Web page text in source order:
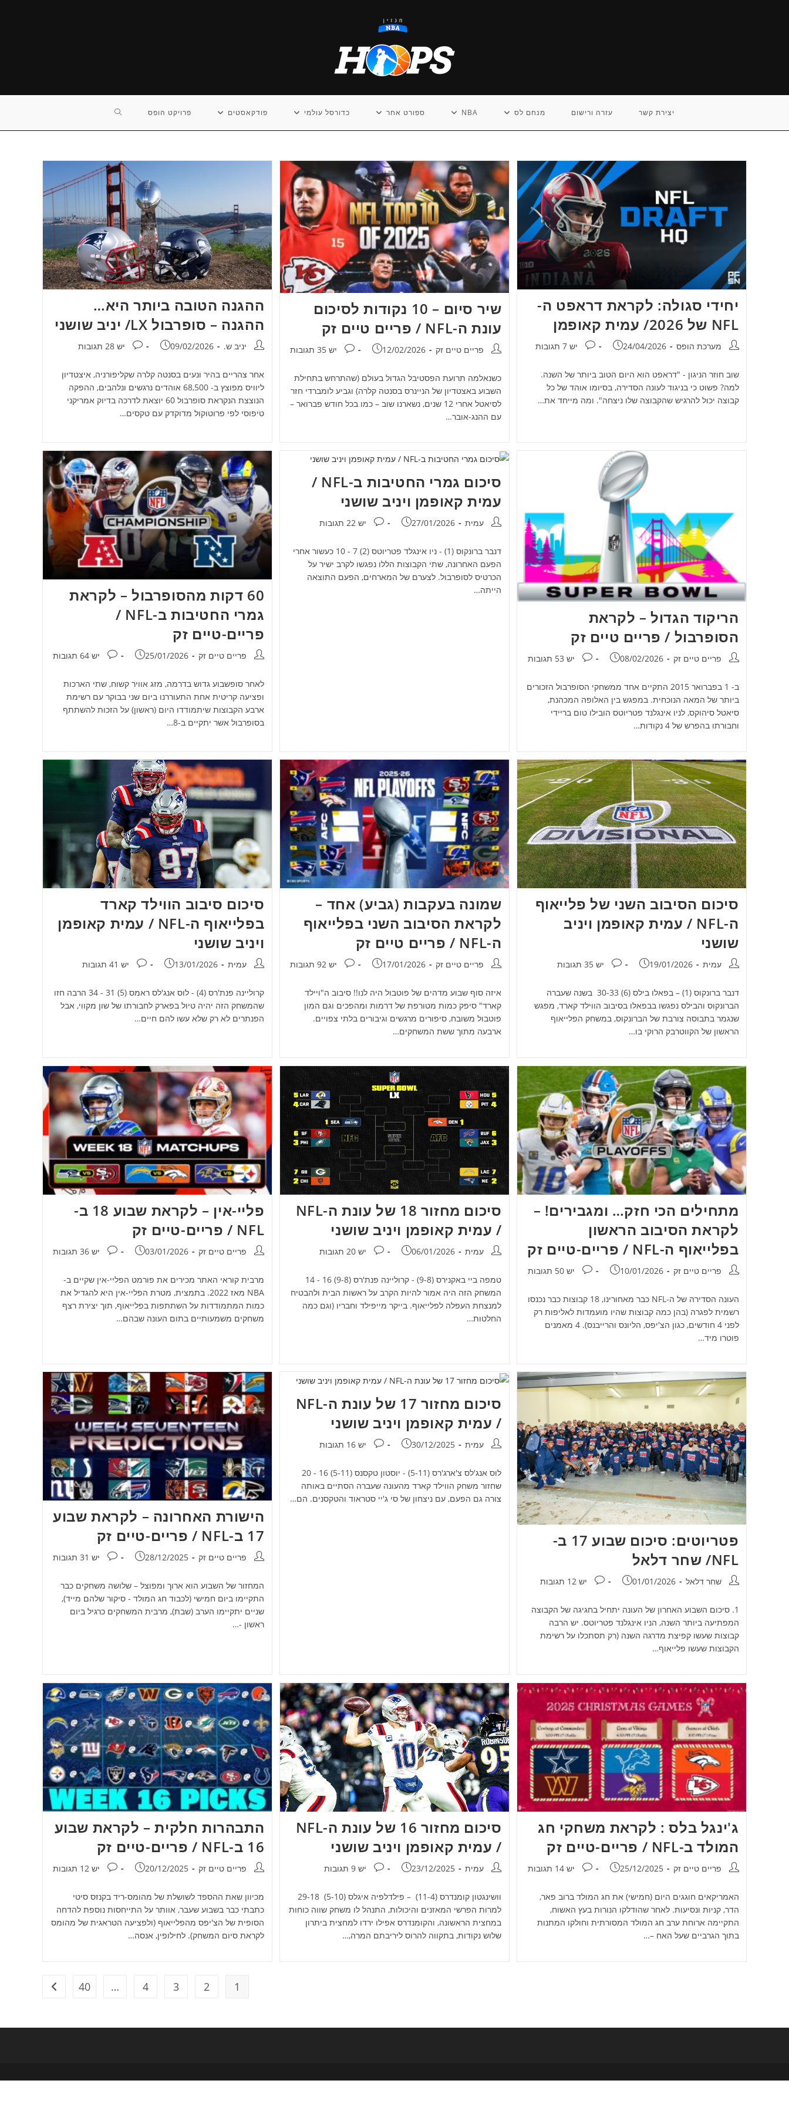
יצירת קשר עזרה ורישום מנחם לס NBA ספורט אחר כדורסל עולמי פודקאסטים פרויקט הופס TOGGLE
SEARCH
יחידי סגולה: לקראת דראפט ה-
NFL של 2026/ עמית קאופמן
מחבר:מערכת הופס פורסם:
24/04/2026 תגובות:
יש 7 תגובות
שוב חוזר הניגון - "דראפט הוא היום הטוב ביותר של השנה.
למה? פשוט כי בניגוד לעונה הסדירה, בסיומו אוהד של כל
קבוצה יכול להרגיש שהקבוצה שלו ניצחה". ומה מייחד את…
שיר סיום – 10 נקודות לסיכום
עונת ה-NFL / פריים טיים זק
מחבר:פריים טיים זק פורסם:
12/02/2026 תגובות:
יש 35 תגובות
כשנאלמה תרועת הפסטיבל הגדול בעולם (שהתרחש בתחילת
השבוע באצטדיון של הניינרס בסנטה קלרה) וגביע לומברדי חזר
לסיאטל אחרי 12 שנים, נשארנו שוב – כמו בכל חודש פברואר –
עם ההנג-אובר…
ההגנה הטובה ביותר היא…
ההגנה – סופרבול LX/ יניב שושני
מחבר:יניב ש. פורסם:
09/02/2026 תגובות:
יש 28 תגובות
אחר צהריים בהיר ונעים בסנטה קלרה שקליפורניה, איצטדיון
ליוויס מפוצץ ב- 68,500 אוהדים נרגשים ונלהבים, ההפקה
הנוצצת הנקראת סופרבול 60 יוצאת לדרכה בדיוק אמריקני
טיפוסי לפי פרוטוקול מדוקדק עם טקסים…
הריקוד הגדול – לקראת
הסופרבול / פריים טיים זק
מחבר:פריים טיים זק פורסם:
08/02/2026 תגובות:
יש 53 תגובות
ב- 1 בפברואר 2015 התקיים אחד ממשחקי הסופרבול הזכורים
ביותר של המאה הנוכחית. במפגש בין האלופה המכהנת,
סיאטל סיהוקס, לניו אינגלנד פטריוטס הובילו טום בריידי
וחבורתו בהפרש של 4 נקודות…
סיכום גמרי החטיבות ב-NFL /
עמית קאופמן ויניב שושני
מחבר:עמית פורסם:
27/01/2026 תגובות:
יש 22 תגובות
דנבר ברונקוס (1) - ניו אינגלד פטריוטס (2) 7 - 10 כעשור אחרי
הפעם האחרונה, שתי הקבוצות הללו נפגשו לקרב ישיר על
הכרטיס לסופרבול. לצערם של המארחים, הפעם התוצאה
הייתה…
60 דקות מהסופרבול – לקראת
גמרי החטיבות ב-NFL /
פריים-טיים זק
מחבר:פריים טיים זק פורסם:
25/01/2026 תגובות:
יש 64 תגובות
לאחר סופשבוע גדוש בדרמה, מזג אוויר קשוח, שתי הארכות
ופציעה קריטית אחת התעוררנו ביום שני בבוקר עם רשימת
ארבע הקבוצות שיתמודדו היום (ראשון) על הזכות להשתתף
בסופרבול אשר יתקיים ב-8…
סיכום הסיבוב השני של פלייאוף
ה-NFL / עמית קאופמן ויניב
שושני
מחבר:עמית פורסם:
19/01/2026 תגובות:
יש 35 תגובות
דנבר ברונקוס (1) – בפאלו בילס (6) 30-33 בשנה שעברה
הברונקוס והבילס נפגשו בבפאלו בסיבוב הווילד קארד, מפגש
שנגמר בתבוסה צורבת של הברונקוס, במשחק הפלייאוף
הראשון של הקווטרבק הרוקי בו…
שמונה בעקבות (גביע) אחד –
לקראת הסיבוב השני בפלייאוף
ה-NFL / פריים טיים זק
מחבר:פריים טיים זק פורסם:
17/01/2026 תגובות:
יש 92 תגובות
איזה סוף שבוע מדהים של פוטבול היה לנו!! סיבוב ה"ויילד
קארד" סיפק כמות מטורפת של דרמות ומהפכים וגם המון
פוטבול משובח, סיפורים מרגשים וגיבורים בלתי צפויים.
ארבעה מתוך ששת המשחקים…
סיכום סיבוב הווילד קארד
בפלייאוף ה-NFL / עמית קאופמן
ויניב שושני
מחבר:עמית פורסם:
13/01/2026 תגובות:
יש 41 תגובות
קרוליינה פנת'רס (4) - לוס אנג'לס ראמס (5) 31 - 34 הרבה חזו
שהמשחק הזה יהיה טיול בפארק לחבורתו של שון מקווי, אבל
הפנתרים לא רק שלא עשו להם חיים…
מתחילים הכי חזק… ומגבירים! –
לקראת הסיבוב הראשון
בפלייאוף ה-NFL / פריים-טיים זק
מחבר:פריים טיים זק פורסם:
10/01/2026 תגובות:
יש 50 תגובות
העונה הסדירה של ה-NFL כבר מאחורינו, 18 קבוצות כבר נכנסו
רשמית לפגרה (בהן כמה קבוצות שהיו מועמדות לאליפות רק
לפני 4 חודשים, כגון הצ'יפס, הליונס והרייבנס). 4 מאמנים
פוטרו מיד…
סיכום מחזור 18 של עונת ה-NFL
/ עמית קאופמן ויניב שושני
מחבר:עמית פורסם:
06/01/2026 תגובות:
יש 20 תגובות
טמפה ביי באקנירס (9-8) - קרוליינה פנת'רס (9-8) 16 - 14
המשחק הזה היה אמור להיות הקרב על ראשות הבית ולהבטיח
למנצחת העפלה לפלייאוף. בייקר מייפילד וחבריו (וגם כמה
החלטות…
פליי-אין – לקראת שבוע 18 ב-
NFL / פריים-טיים זק
מחבר:פריים טיים זק פורסם:
03/01/2026 תגובות:
יש 36 תגובות
מרבית קוראי האתר מכירים את פורמט הפליי-אין שקיים ב-
NBA מאז 2022. בתמצית, מטרת הפליי-אין היא להגדיל את
כמות המתמודדות על השתתפות בפלייאוף, תוך יצירת רצף
משחקים משמעותיים בתום העונה שבהם…
פטריוטים: סיכום שבוע 17 ב-
NFL/ שחר דלאל
מחבר:שחר דלאל פורסם:
01/01/2026 תגובות:
יש 12 תגובות
1. סיכום השבוע האחרון של העונה יתחיל בחגיגה של הקבוצה
המפתיעה ביותר השנה, הניו אינגלנד פטריוטס. יש הרבה
קבוצות שעשו קפיצת מדרגה השנה (רק תסתכלו על רשימת
הקבוצות שעשו פלייאוף…
סיכום מחזור 17 של עונת ה-NFL
/ עמית קאופמן ויניב שושני
מחבר:עמית פורסם:
30/12/2025 תגובות:
יש 16 תגובות
לוס אנג'לס צ'ארג'רס (5-11) - יוסטון טקסנס (5-11) 16 - 20
שחזור משחק הווילד קארד מהעונה שעברה הסתיים באותה
צורה גם הפעם, עם ניצחון של סי ג'יי סטראוד והטקסנים. הם…
הישורת האחרונה – לקראת שבוע
17 ב-NFL / פריים-טיים זק
מחבר:פריים טיים זק פורסם:
28/12/2025 תגובות:
יש 31 תגובות
המחזור של השבוע הוא ארוך ומפוצל – שלושה משחקים כבר
התקיימו ביום חמישי (לכבוד חג המולד - סיקור שלהם מייד),
שניים יתקיימו הערב (שבת), מרבית המשחקים כרגיל ביום
ראשון -…
ג'ינגל בלס : לקראת משחקי חג
המולד ב-NFL / פריים-טיים זק
מחבר:פריים טיים זק פורסם:
25/12/2025 תגובות:
יש 14 תגובות
האמריקאים חוגגים היום (חמישי) את חג המולד ברוב פאר,
הדר, קניות ונסיעות. לאחר שהודלקו הנורות בעץ האשוח,
התקיימה ארוחת ערב חג המולד המסורתית וחולקו המתנות
בתוך הגרביים שעל האח –…
סיכום מחזור 16 של עונת ה-NFL
/ עמית קאופמן ויניב שושני
מחבר:עמית פורסם:
23/12/2025 תגובות:
יש 9 תגובות
וושינגטון קומנדרס (11-4) – פילדלפיה איגלס (5-10) 29-18
למרות הפרשי המאזנים והיכולות, התנהל לו משחק שווה כוחות
במחצית הראשונה, והקומנדרס אפילו ירדו למחצית ביתרון
שלוש נקודות, בתקווה להרוס ליריבתם המרה,…
התבהרות חלקית – לקראת שבוע
16 ב-NFL / פריים-טיים זק
מחבר:פריים טיים זק פורסם:
20/12/2025 תגובות:
יש 12 תגובות
מכיוון שאת ההספד לשושלת של מהומס-ריד בקנזס סיטי
כתבתי כבר בשבוע שעבר, אוותר על התייחסות נוספת להדחה
הסופית של הצ'יפס מהפלייאוף (ולפציעה הטראגית של מהומס
לקראת סיום המשחק). לחילופין, אנסה…
1
2
3
4
…
40 מעבר לעמוד